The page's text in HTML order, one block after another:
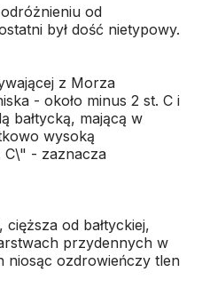
od
był dość nietypowy.
z Morza
- około minus 2 st. C i
bałtycką, mającą w
wysoką
C\" - zaznacza
cięższa od bałtyckiej,
przydennych w
niosąc ozdrowieńczy tlen